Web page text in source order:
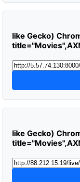
like Gecko)
like Gecko)